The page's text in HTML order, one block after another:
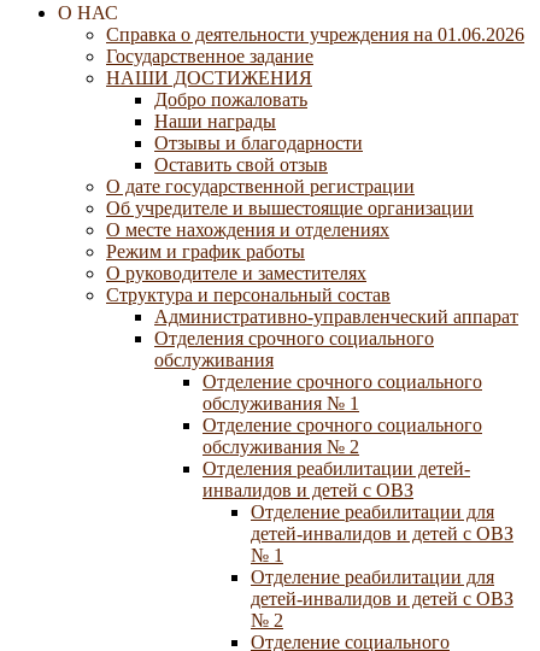
О НАС
Справка о деятельности учреждения на 01.06.2026
Государственное задание
НАШИ ДОСТИЖЕНИЯ
Добро пожаловать
Наши награды
Отзывы и благодарности
Оставить свой отзыв
О дате государственной регистрации
Об учредителе и вышестоящие организации
О месте нахождения и отделениях
Режим и график работы
О руководителе и заместителях
Структура и персональный состав
Административно-управленческий аппарат
Отделения срочного социального
обслуживания
Отделение срочного социального
обслуживания № 1
Отделение срочного социального
обслуживания № 2
Отделения реабилитации детей-
инвалидов и детей с ОВЗ
Отделение реабилитации для
детей-инвалидов и детей с ОВЗ
№ 1
Отделение реабилитации для
детей-инвалидов и детей с ОВЗ
№ 2
Отделение социального